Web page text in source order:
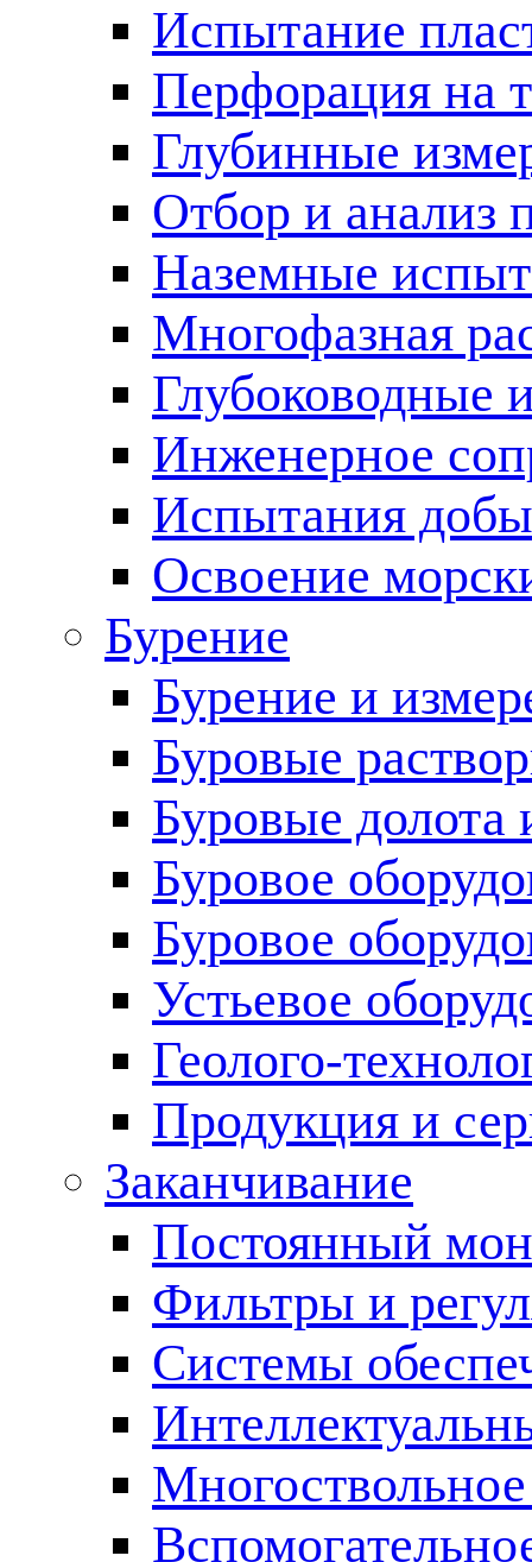
Испытание
Перфорация на
Глубинные
Отбор и анализ
Наземные
Многофазная
Глубоководные
Инженерное
Испытания
Освоение
Бурение
Бурение и
Буровые
Буровые долота
Буровое
Буровое
Устьевое
Геолого-
Продукция и
Заканчивание
Постоянный
Фильтры и
Cистемы